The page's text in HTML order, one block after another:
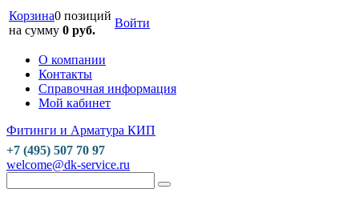
Корзина0 позиций
на сумму 0 руб.
Войти
О компании
Контакты
Справочная информация
Мой кабинет
Фитинги и Арматура КИП
+7 (495) 507 70 97
welcome@dk-service.ru